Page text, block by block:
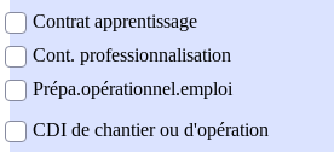
Contrat apprentissage
Cont. professionnalisation
Prépa.opérationnel.emploi
CDI de chantier ou d'opération